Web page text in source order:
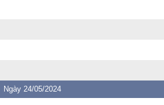
Ngày 24/05/2024